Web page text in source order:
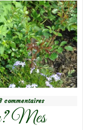
commentaires
Mes